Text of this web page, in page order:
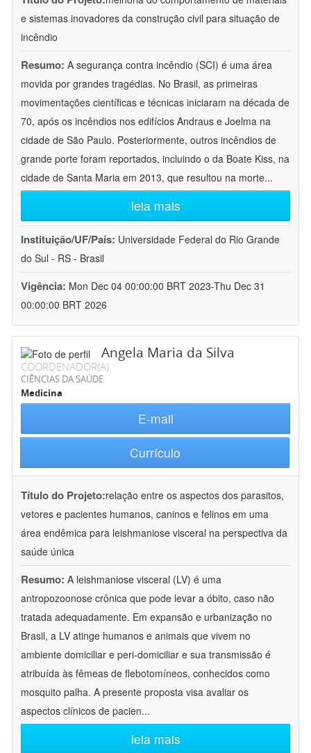
e sistemas inovadores da construção civil para situação de
incêndio
Resumo: A segurança contra incêndio (SCI) é uma área
movida por grandes tragédias. No Brasil, as primeiras
movimentações científicas e técnicas iniciaram na década de
70, após os incêndios nos edifícios Andraus e Joelma na
cidade de São Paulo. Posteriormente, outros incêndios de
grande porte foram reportados, incluindo o da Boate Kiss, na
cidade de Santa Maria em 2013, que resultou na morte...
leia mais
Instituição/UF/País: Universidade Federal do Rio Grande
do Sul - RS - Brasil
Vigência: Mon Dec 04 00:00:00 BRT 2023-Thu Dec 31
00:00:00 BRT 2026
Angela Maria da Silva
COORDENADOR(A)
CIÊNCIAS DA SAÚDE
Medicina
E-mail
Currículo
Título do Projeto:relação entre os aspectos dos parasitos,
vetores e pacientes humanos, caninos e felinos em uma
área endêmica para leishmaniose visceral na perspectiva da
saúde única
Resumo: A leishmaniose visceral (LV) é uma
antropozoonose crônica que pode levar a óbito, caso não
tratada adequadamente. Em expansão e urbanização no
Brasil, a LV atinge humanos e animais que vivem no
ambiente domiciliar e peri-domiciliar e sua transmissão é
atribuída às fêmeas de flebotomíneos, conhecidos como
mosquito palha. A presente proposta visa avaliar os
aspectos clínicos de pacien...
leia mais